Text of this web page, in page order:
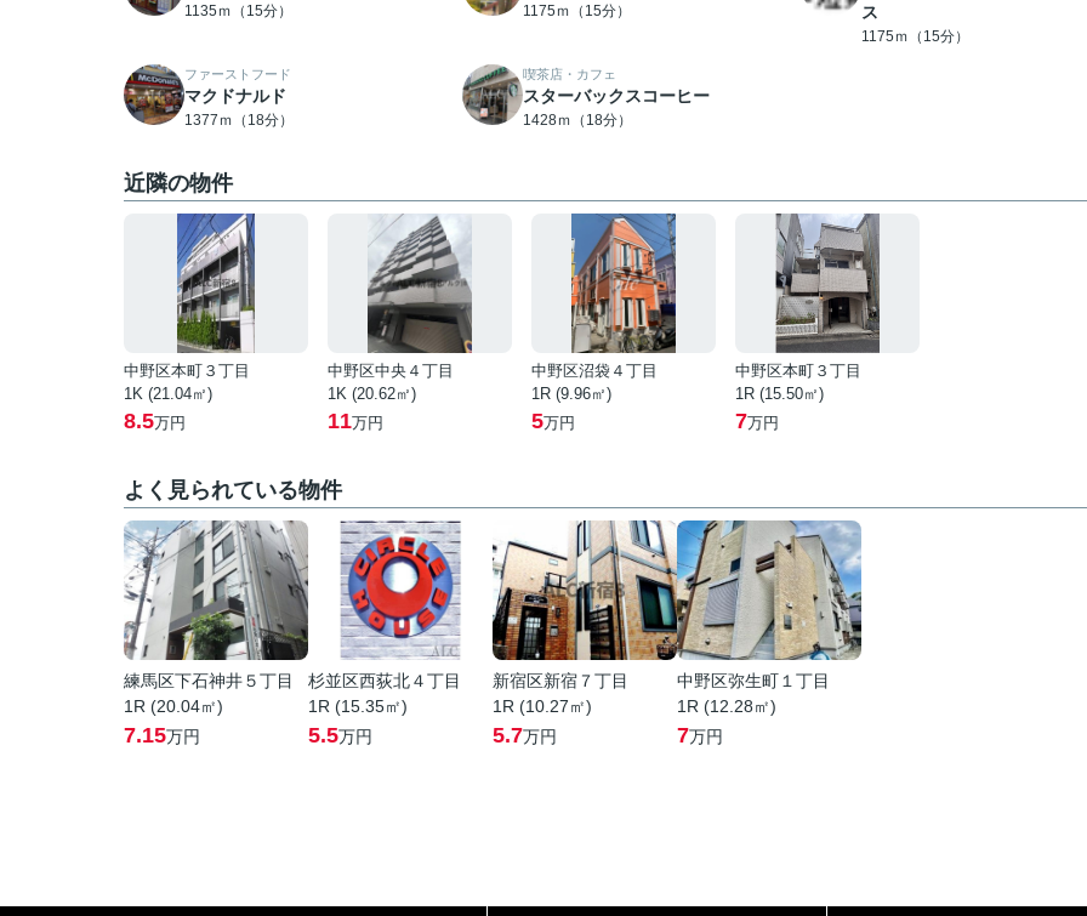
1135ｍ（15分） 1175ｍ（15分）
ス
1175ｍ（15分）
ファーストフード
マクドナルド
1377ｍ（18分）
喫茶店・カフェ
スターバックスコーヒー
1428ｍ（18分）
近隣の物件
中野区本町３丁目
1K (21.04㎡)
8.5万円
中野区中央４丁目
1K (20.62㎡)
11万円
中野区沼袋４丁目
1R (9.96㎡)
5万円
中野区本町３丁目
1R (15.50㎡)
7万円
よく見られている物件
練馬区下石神井５丁目
1R (20.04㎡)
7.15万円
杉並区西荻北４丁目
1R (15.35㎡)
5.5万円
新宿区新宿７丁目
1R (10.27㎡)
5.7万円
中野区弥生町１丁目
1R (12.28㎡)
7万円